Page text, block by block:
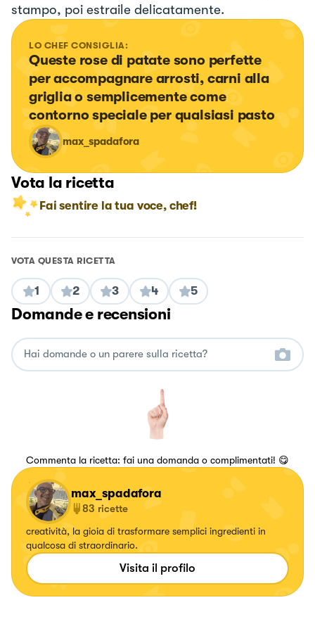
stampo, poi estraile delicatamente.
LO CHEF CONSIGLIA:
Queste rose di patate sono perfette
per accompagnare arrosti, carni alla
griglia o semplicemente come
contorno speciale per qualsiasi pasto
max_spadafora
Vota la ricetta
Fai sentire la tua voce, chef!
VOTA QUESTA RICETTA
1 2 3 4 5
Domande e recensioni
Commenta la ricetta: fai una domanda o complimentati! 😋
max_spadafora
83 ricette
creatività, la gioia di trasformare semplici ingredienti in
qualcosa di straordinario.
Visita il profilo